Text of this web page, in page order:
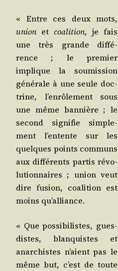
« Entre ces deux mots,
union et coa­li­tion, je fais
une très grande dif­fé­
rence ; le pre­mier
implique la sou­mis­sion
géné­rale à une seule doc­
trine, l’en­rô­le­ment sous
une même ban­nière ; le
second signi­fie sim­ple­
ment l’en­tente sur les
quelques points com­muns
aux dif­fé­rents par­tis révo­
lu­tion­naires ; union veut
dire fusion, coa­li­tion est
moins qu’alliance.
« Que pos­si­bi­listes, gues­
distes, blan­quistes et
anar­chistes n’aient pas le
même but, c’est de toute